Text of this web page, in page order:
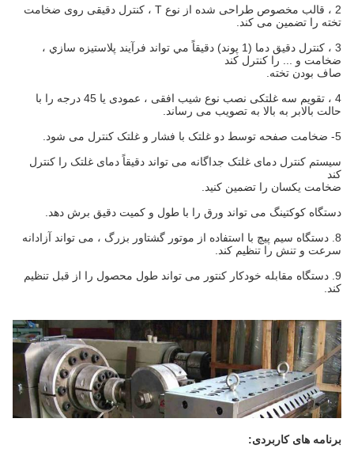
2 ، قالب مخصوص طراحی شده از نوع T ، کنترل دقیقی روی ضخامت
تخته را تضمین می کند.
3 ، كنترل دقيق دما (1 پوند) دقيقاً مي تواند فرآيند پلاستيزه سازي ،
ضخامت و ... را كنترل كند
صاف بودن تخته.
4 ، تقویم سه غلتکی نصب نوع شیب افقی ، عمودی یا 45 درجه را با
حالت بالابر به بالا به تصویب می رساند.
5- ضخامت صفحه توسط دو غلتک با فشار و غلتک کنترل می شود.
سیستم کنترل دمای غلتک جداگانه می تواند دقیقاً دمای غلتک را کنترل
کند
ضخامت یکسان را تضمین کنید.
دستگاه کوکتینگ می تواند ورق را با طول و کمیت دقیق برش دهد.
8. دستگاه سیم پیچ با استفاده از موتور گشتاور بزرگ ، می تواند آزادانه
سرعت و تنش را تنظیم کند.
9. دستگاه مقابله خودکار کنتور می تواند طول محصول را از قبل تنظیم
کند.
برنامه های کاربردی: